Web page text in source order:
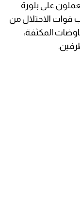
على بلورة
قوات الاحتلال من
المكثفة،